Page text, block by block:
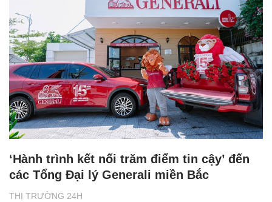
THỊ TRƯỜNG 24H
‘Hành trình kết nối trăm điểm tin cậy’ đến
các Tổng Đại lý Generali miền Bắc